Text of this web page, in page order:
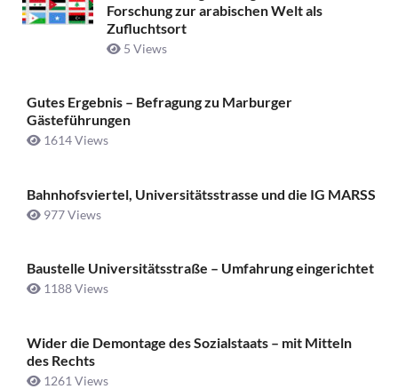
Forschung zur arabischen Welt als
Zufluchtsort
5 Views
Gutes Ergebnis – Befragung zu Marburger
Gästeführungen
1614 Views
Bahnhofsviertel, Universitätsstrasse und die IG MARSS
977 Views
Baustelle Universitätsstraße ­– Umfahrung eingerichtet
1188 Views
Wider die Demontage des Sozialstaats – mit Mitteln
des Rechts
1261 Views